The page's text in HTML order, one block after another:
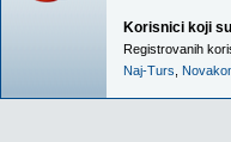
Korisnici koji
Registrovanih
Naj-Turs